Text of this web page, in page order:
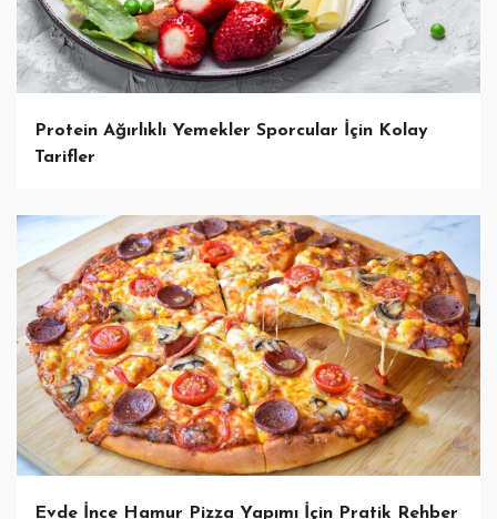
Protein Ağırlıklı Yemekler Sporcular İçin Kolay
Tarifler
Evde İnce Hamur Pizza Yapımı İçin Pratik Rehber